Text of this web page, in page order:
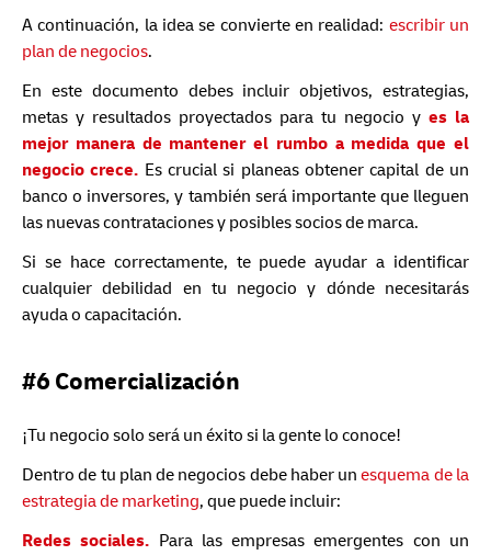
A continuación, la idea se convierte en realidad: escribir un
plan de negocios.
En este documento debes incluir objetivos, estrategias,
metas y resultados proyectados para tu negocio y es la
mejor manera de mantener el rumbo a medida que el
negocio crece. Es crucial si planeas obtener capital de un
banco o inversores, y también será importante que lleguen
las nuevas contrataciones y posibles socios de marca.
Si se hace correctamente, te puede ayudar a identificar
cualquier debilidad en tu negocio y dónde necesitarás
ayuda o capacitación.
#6 Comercialización
¡Tu negocio solo será un éxito si la gente lo conoce!
Dentro de tu plan de negocios debe haber un esquema de la
estrategia de marketing, que puede incluir:
Redes sociales. Para las empresas emergentes con un